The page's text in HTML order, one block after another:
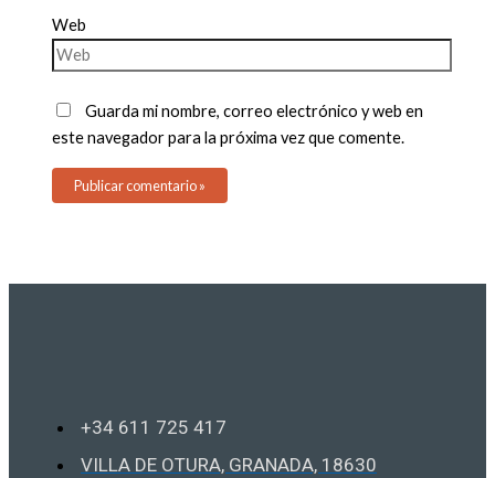
Web
Guarda mi nombre, correo electrónico y web en
este navegador para la próxima vez que comente.
+34 611 725 417
VILLA DE OTURA, GRANADA, 18630